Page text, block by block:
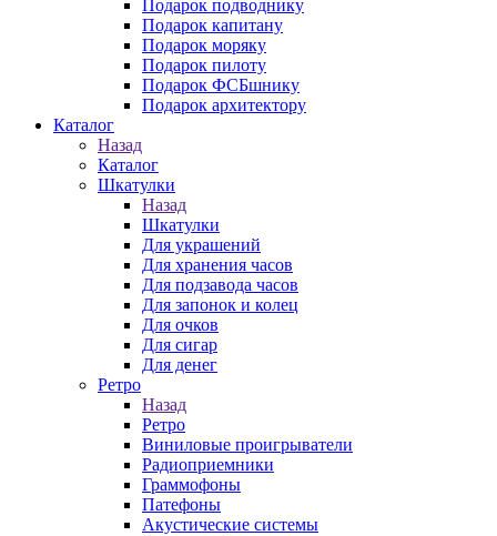
Подарок подводнику
Подарок капитану
Подарок моряку
Подарок пилоту
Подарок ФСБшнику
Подарок архитектору
Каталог
Назад
Каталог
Шкатулки
Назад
Шкатулки
Для украшений
Для хранения часов
Для подзавода часов
Для запонок и колец
Для очков
Для сигар
Для денег
Ретро
Назад
Ретро
Виниловые проигрыватели
Радиоприемники
Граммофоны
Патефоны
Акустические системы